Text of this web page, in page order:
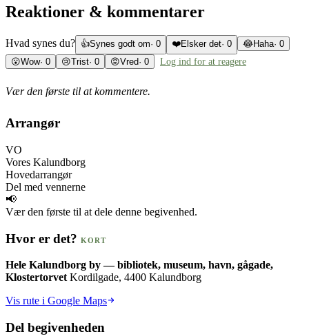
Reaktioner & kommentarer
Hvad synes du? 👍Synes godt om· 0 ❤️Elsker det· 0 😂Haha· 0
😮Wow· 0 😢Trist· 0 😡Vred· 0 Log ind for at reagere
Vær den første til at kommentere.
Arrangør
VO
Vores Kalundborg
Hovedarrangør
Del med vennerne
📢
Vær den første til at dele denne begivenhed.
Hvor er det? KORT
Hele Kalundborg by — bibliotek, museum, havn, gågade,
KlostertorvetKordilgade, 4400 Kalundborg
Vis rute i Google Maps
Del begivenheden